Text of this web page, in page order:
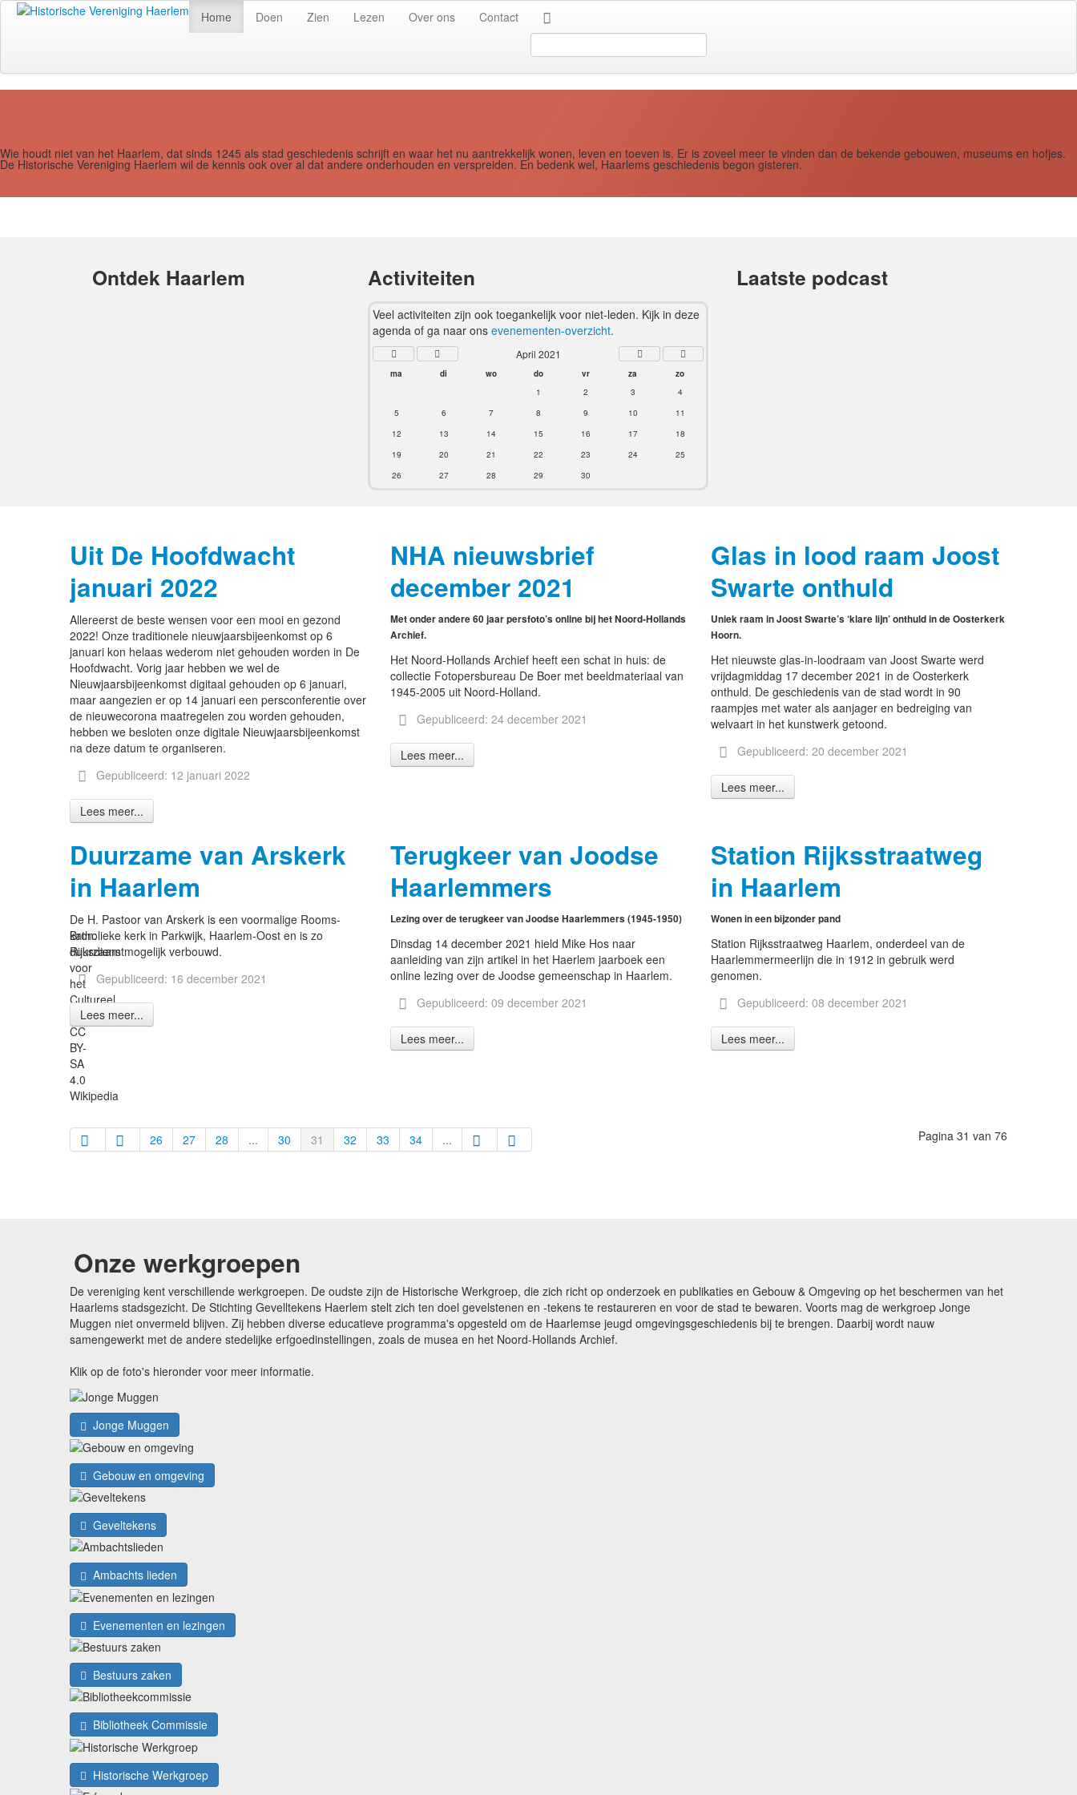
Home Doen Zien Lezen Over ons
Contact
...
Wie houdt niet van het Haarlem, dat sinds 1245 als stad geschiedenis schrijft en waar het nu aantrekkelijk wonen, leven en toeven is. Er is zoveel meer te vinden dan de bekende gebouwen, museums en hofjes.
De Historische Vereniging Haerlem wil de kennis ook over al dat andere onderhouden en verspreiden. En bedenk wel, Haarlems geschiedenis begon gisteren.
Ontdek Haarlem Activiteiten
Veel activiteiten zijn ook toegankelijk voor niet-leden. Kijk in deze
agenda of ga naar onsevenementen-overzicht.
April 2021
ma di wo do vr za
zo
1
2 3
4
5
6 7 8 9 10
11
12
13 14 15 16 17
18
19
20 21 22 23 24
25
26
27 28 29 30
Laatste podcast
Uit De Hoofdwacht
januari 2022
Allereerst de beste wensen voor een mooi en gezond
2022! Onze traditionele nieuwjaarsbijeenkomst op 6
januari kon helaas wederom niet gehouden worden in De
Hoofdwacht. Vorig jaar hebben we wel de
Nieuwjaarsbijeenkomst digitaal gehouden op 6 januari,
maar aangezien er op 14 januari een persconferentie over
de nieuwecorona maatregelen zou worden gehouden,
hebben we besloten onze digitale Nieuwjaarsbijeenkomst
na deze datum te organiseren.
Gepubliceerd: 12 januari 2022
Lees meer...
NHA nieuwsbrief
december 2021
Met onder andere 60 jaar persfoto’s online bij het Noord-Hollands
Archief.
Het Noord-Hollands Archief heeft een schat in huis: de
collectie Fotopersbureau De Boer met beeldmateriaal van
1945-2005 uit Noord-Holland.
Gepubliceerd: 24 december 2021
Lees meer...
Glas in lood raam Joost
Swarte onthuld
Uniek raam in Joost Swarte’s ‘klare lijn’ onthuld in de Oosterkerk
Hoorn.
Het nieuwste glas-in-loodraam van Joost Swarte werd
vrijdagmiddag 17 december 2021 in de Oosterkerk
onthuld. De geschiedenis van de stad wordt in 90
raampjes met water als aanjager en bedreiging van
welvaart in het kunstwerk getoond.
Gepubliceerd: 20 december 2021
Lees meer...
Duurzame van Arskerk
in Haarlem
Bron:
Rijksdienst
voor
het
Cultureel
Erfgoed,
CC
BY-
SA
4.0
Wikipedia
De H. Pastoor van Arskerk is een voormalige Rooms-
katholieke kerk in Parkwijk, Haarlem-Oost en is zo
duurzaam mogelijk verbouwd.
Gepubliceerd: 16 december 2021
Lees meer...
Terugkeer van Joodse
Haarlemmers
Lezing over de terugkeer van Joodse Haarlemmers (1945-1950)
Dinsdag 14 december 2021 hield Mike Hos naar
aanleiding van zijn artikel in het Haerlem jaarboek een
online lezing over de Joodse gemeenschap in Haarlem.
Gepubliceerd: 09 december 2021
Lees meer...
Station Rijksstraatweg
in Haarlem
Wonen in een bijzonder pand
Station Rijksstraatweg Haarlem, onderdeel van de
Haarlemmermeerlijn die in 1912 in gebruik werd
genomen.
Gepubliceerd: 08 december 2021
Lees meer...
Pagina 31 van 76
26 27 28 ... 30 31 32 33 34 ...
Onze werkgroepen
De vereniging kent verschillende werkgroepen. De oudste zijn de Historische Werkgroep, die zich richt op onderzoek en publikaties en Gebouw & Omgeving op het beschermen van het
Haarlems stadsgezicht. De Stichting Gevelltekens Haerlem stelt zich ten doel gevelstenen en -tekens te restaureren en voor de stad te bewaren. Voorts mag de werkgroep Jonge
Muggen niet onvermeld blijven. Zij hebben diverse educatieve programma's opgesteld om de Haarlemse jeugd omgevingsgeschiedenis bij te brengen. Daarbij wordt nauw
samengewerkt met de andere stedelijke erfgoedinstellingen, zoals de musea en het Noord-Hollands Archief.
Klik op de foto's hieronder voor meer informatie.
Jonge Muggen
Gebouw en omgeving
Geveltekens
Ambachts lieden
Evenementen en lezingen
Bestuurs zaken
Bibliotheek Commissie
Historische Werkgroep